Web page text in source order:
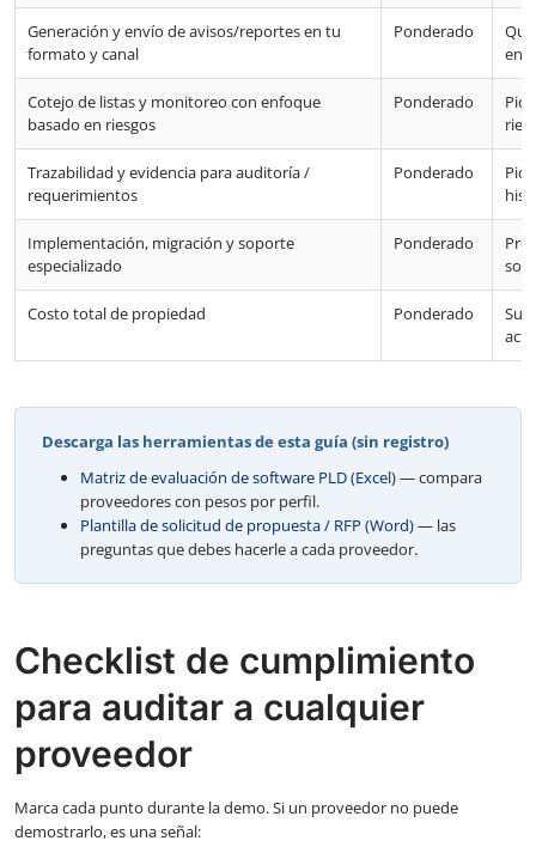
Generación y envío de avisos/reportes en tu
formato y canal
Ponderado
Cotejo de listas y monitoreo con enfoque
basado en riesgos
Ponderado
Trazabilidad y evidencia para auditoría /
requerimientos
Ponderado
Implementación, migración y soporte
especializado
Ponderado
Costo total de propiedad Ponderado
Descarga las herramientas de esta guía (sin registro)
Matriz de evaluación de software PLD (Excel)— compara
proveedores con pesos por perfil.
Plantilla de solicitud de propuesta / RFP (Word)— las
preguntas que debes hacerle a cada proveedor.
Checklist de cumplimiento
para auditar a cualquier
proveedor
Marca cada punto durante la demo. Si un proveedor no puede
demostrarlo, es una señal: